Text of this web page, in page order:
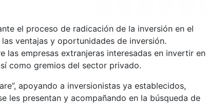
el proceso de radicación de la inversión en el
ventajas y oportunidades de inversión.
las empresas extranjeras interesadas en invertir en
como gremios del sector privado.
apoyando a inversionistas ya establecidos,
les presentan y acompañando en la búsqueda de